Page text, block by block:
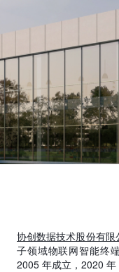
协创数据技术股份有限
子领域物联网智能终
2005 年成立，2020 年